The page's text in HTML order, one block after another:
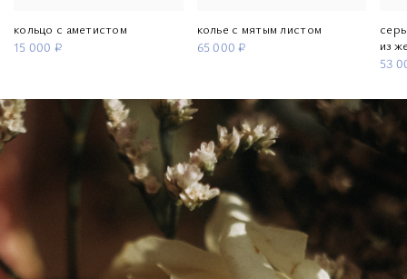
кольцо с аметистом
15 000 ₽
колье с мятым листом
65 000 ₽
из
53